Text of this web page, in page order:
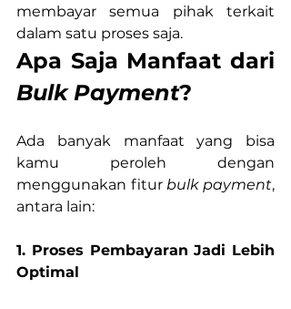
membayar semua pihak terkait
dalam satu proses saja.
Bulk Payment?
Ada banyak manfaat yang bisa
kamu peroleh dengan
menggunakan fitur bulk payment,
antara lain:
1. Proses Pembayaran Jadi Lebih
Optimal